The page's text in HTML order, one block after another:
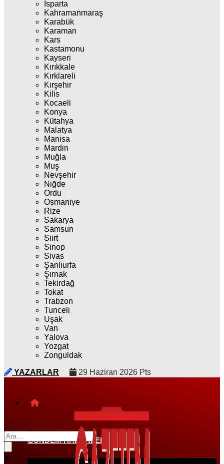
Isparta
Kahramanmaraş
Karabük
Karaman
Kars
Kastamonu
Kayseri
Kırıkkale
Kırklareli
Kırşehir
Kilis
Kocaeli
Konya
Kütahya
Malatya
Manisa
Mardin
Muğla
Muş
Nevşehir
Niğde
Ordu
Osmaniye
Rize
Sakarya
Samsun
Siirt
Sinop
Sivas
Şanlıurfa
Şırnak
Tekirdağ
Tokat
Trabzon
Tunceli
Uşak
Van
Yalova
Yozgat
Zonguldak
YAZARLAR
29 Haziran 2026 Pts
GÜNDEM HABERLERI